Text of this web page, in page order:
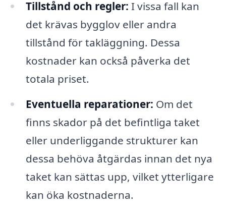
Tillstånd och regler: I vissa fall kan
det krävas bygglov eller andra
tillstånd för takläggning. Dessa
kostnader kan också påverka det
totala priset.
Eventuella reparationer: Om det
finns skador på det befintliga taket
eller underliggande strukturer kan
dessa behöva åtgärdas innan det nya
taket kan sättas upp, vilket ytterligare
kan öka kostnaderna.